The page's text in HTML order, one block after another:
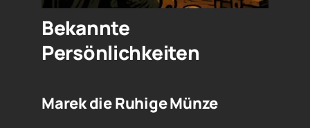
Bekannte
Persönlichkeiten
Marek die Ruhige Münze